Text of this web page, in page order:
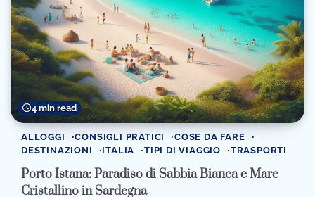
4 min read
ALLOGGI CONSIGLI PRATICI
COSE DA FARE
DESTINAZIONI
ITALIA TIPI DI VIAGGIO TRASPORTI
Porto Istana: Paradiso di Sabbia Bianca e Mare
Cristallino in Sardegna